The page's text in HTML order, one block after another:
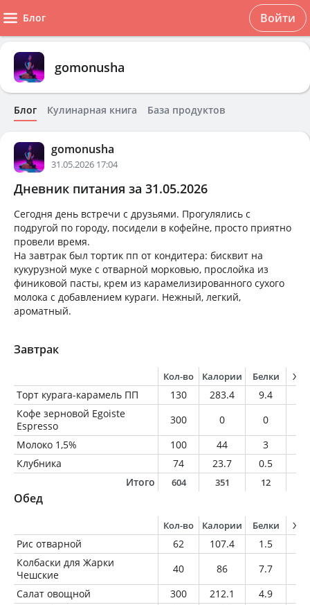
Блог Войти
gomonusha
Блог Кулинарная книга База продуктов
gomonusha
31.05.2026 17:04
Дневник питания за 31.05.2026
Сегодня день встречи с друзьями. Прогулялись с
подругой по городу, посидели в кофейне, просто приятно
провели время.
На завтрак был тортик пп от кондитера: бисквит на
кукурузной муке с отварной морковью, прослойка из
финиковой пасты, крем из карамелизированного сухого
молока с добавлением кураги. Нежный, легкий,
ароматный.
Завтрак
Кол-во Калории Белки
Торт курага-карамель ПП 130 283.4 9.4
Кофе зерновой Egoiste
Espresso
300 0 0
Молоко 1,5%
100 44 3
Клубника
74 23.7 0.5
Итого
604 351 12
Обед
Кол-во Калории Белки
Рис отварной 62 107.4 1.5
Колбаски для Жарки
Чешские
40 86 7.7
Салат овощной
300 212.1 4.9